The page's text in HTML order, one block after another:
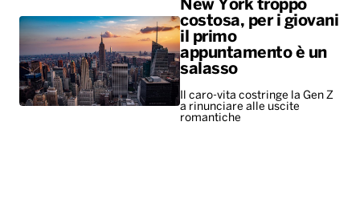
New York troppo
costosa, per i giovani
il primo
appuntamento è un
salasso
Il caro-vita costringe la Gen Z
a rinunciare alle uscite
romantiche